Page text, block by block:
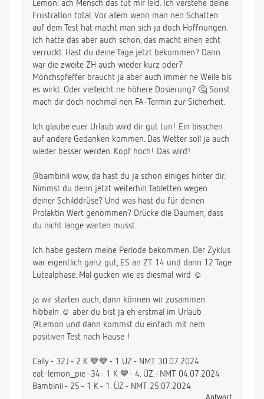
Lemon: ach Mensch das tut mir leid. Ich verstehe deine
Frustration total. Vor allem wenn man nen Schatten
auf dem Test hat macht man sich ja doch Hoffnungen.
Ich hatte das aber auch schon, das macht einen echt
verrückt. Hast du deine Tage jetzt bekommen? Dann
war die zweite ZH auch wieder kurz oder?
Mönchspfeffer braucht ja aber auch immer ne Weile bis
es wirkt. Oder vielleicht ne höhere Dosierung? 🤔 Sonst
mach dir doch nochmal nen FA-Termin zur Sicherheit.
Ich glaube euer Urlaub wird dir gut tun! Ein bisschen
auf andere Gedanken kommen. Das Wetter soll ja auch
wieder besser werden. Kopf hoch! Das wird!
@bambinii wow, da hast du ja schon einiges hinter dir.
Nimmst du denn jetzt weiterhin Tabletten wegen
deiner Schilddrüse? Und was hast du für deinen
Prolaktin Wert genommen? Drücke die Daumen, dass
du nicht lange warten musst.
Ich habe gestern meine Periode bekommen. Der Zyklus
war eigentlich ganz gut, ES an ZT 14 und dann 12 Tage
Lutealphase. Mal gucken wie es diesmal wird ☺️
ja wir starten auch, dann können wir zusammen
hibbeln ☺️ aber du bist ja eh erstmal im Urlaub
@Lemon und dann kommst du einfach mit nem
positiven Test nach Hause !
Cally - 32J - 2 K 💙💙 - 1 ÜZ - NMT 30.07.2024
eat-lemon_pie -34- 1 K 💙- 4. ÜZ. -NMT 04.07.2024
Bambinii - 25 - 1 K - 1. ÜZ - NMT 25.07.2024